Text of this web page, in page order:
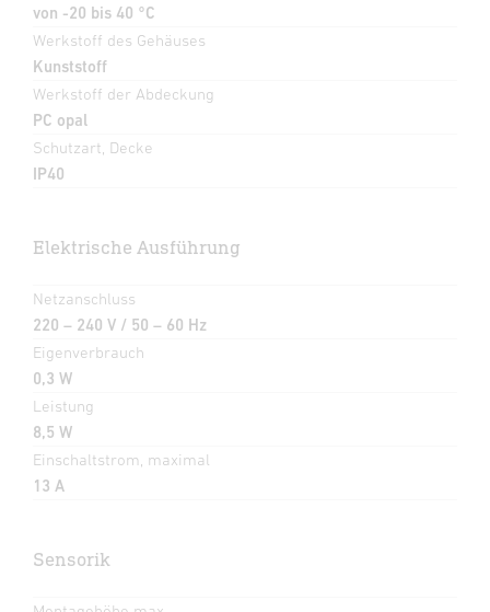
von -20 bis 40 °C
Werkstoff des Gehäuses
Kunststoff
Werkstoff der Abdeckung
PC opal
Schutzart, Decke
IP40
Elektrische Ausführung
Netzanschluss
220 – 240 V / 50 – 60 Hz
Eigenverbrauch
0,3 W
Leistung
8,5 W
Einschaltstrom, maximal
13 A
Sensorik